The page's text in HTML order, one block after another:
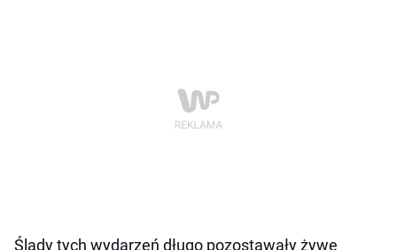
Ślady tych wydarzeń długo pozostawały żywe